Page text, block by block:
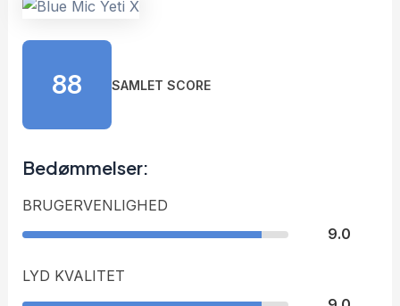
88 SAMLET SCORE
Bedømmelser:
BRUGERVENLIGHED
9.0
LYD KVALITET